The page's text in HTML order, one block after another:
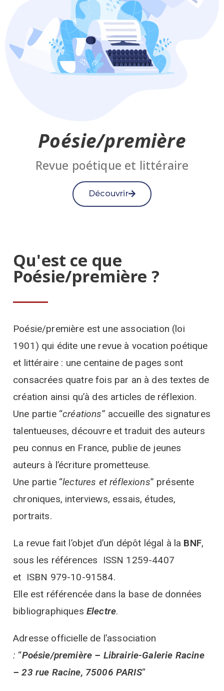
Poésie/première
Revue poétique et littéraire
Découvrir
Qu'est ce que
Poésie/première ?
Poésie/première est une association (loi
1901) qui édite une revue à vocation poétique
et littéraire : une centaine de pages sont
consacrées quatre fois par an à des textes de
création ainsi qu’à des articles de réflexion.
Une partie “créations” accueille des signatures
talentueuses, découvre et traduit des auteurs
peu connus en France, publie de jeunes
auteurs à l’écriture prometteuse.
Une partie “lectures et réflexions” présente
chroniques, interviews, essais, études,
portraits.
La revue fait l’objet d’un dépôt légal à la BNF,
sous les références
ISSN 1259-4407
et ISBN 979-10-91584.
Elle est référencée dans la base de données
bibliographiques Electre.
Adresse officielle de l’association
: “Poésie/première – Librairie-Galerie Racine
–23 rue Racine, 75006 PARIS“